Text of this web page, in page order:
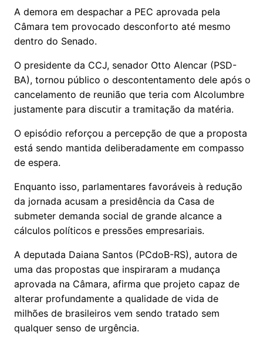
A demora em despachar a PEC aprovada pela
Câmara tem provocado desconforto até mesmo
dentro do Senado.
O presidente da CCJ, senador Otto Alencar (PSD-
BA), tornou público o descontentamento dele após o
cancelamento de reunião que teria com Alcolumbre
justamente para discutir a tramitação da matéria.
O episódio reforçou a percepção de que a proposta
está sendo mantida deliberadamente em compasso
de espera.
Enquanto isso, parlamentares favoráveis à redução
da jornada acusam a presidência da Casa de
submeter demanda social de grande alcance a
cálculos políticos e pressões empresariais.
A deputada Daiana Santos (PCdoB-RS), autora de
uma das propostas que inspiraram a mudança
aprovada na Câmara, afirma que projeto capaz de
alterar profundamente a qualidade de vida de
milhões de brasileiros vem sendo tratado sem
qualquer senso de urgência.